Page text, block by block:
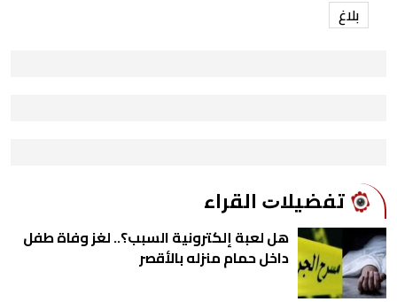
بلاغ
ﺗﻔﻀﻴﻼﺕ اﻟﻘﺮاء
هل لعبة إلكترونية السبب؟.. لغز وفاة طفل
داخل حمام منزله بالأقصر